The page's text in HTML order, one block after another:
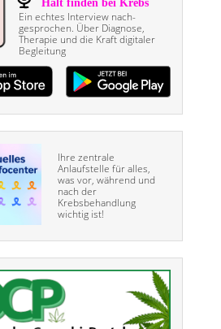
Ein echtes Interview nach­
gesprochen. Über Diagnose,
Therapie und die Kraft digitaler
Begleitung
Ihre zentrale
Anlaufstelle für alles,
was vor, während und
nach der
Krebsbehandlung
wichtig ist!